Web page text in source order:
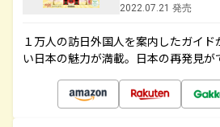
2022.07.21 発売
１万人の訪日外国人を案内したガイ
い日本の魅力が満載。日本の再発見が